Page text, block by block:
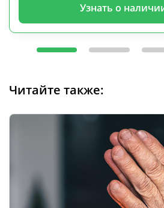
Узнать о
Читайте также: